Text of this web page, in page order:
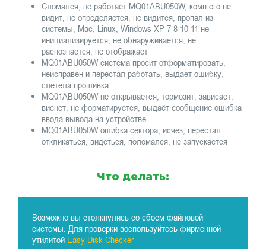
Сломался, не работает MQ01ABU050W, комп его не
видит, не определяется, не видится, пропал из
системы, Mac, Linux, Windows XP 7 8 10 11 не
инициализируется, не обнаруживается, не
распознаётся, не отображает
MQ01ABU050W система просит отформатировать,
неисправен и перестал работать, выдает ошибку,
слетела прошивка
MQ01ABU050W не открывается, тормозит, зависает,
виснет, не форматируется, выдаёт сообщение ошибка
ввода вывода на устройстве
MQ01ABU050W ошибка сектора, исчез, перестал
откликаться, видеться, поломался, не запускается
Что делать:
Возможно вы столкнулись со сбоем файловой
системы. Для проверки воспользуйтесь фирменной
утилитой Easy Disk Checker